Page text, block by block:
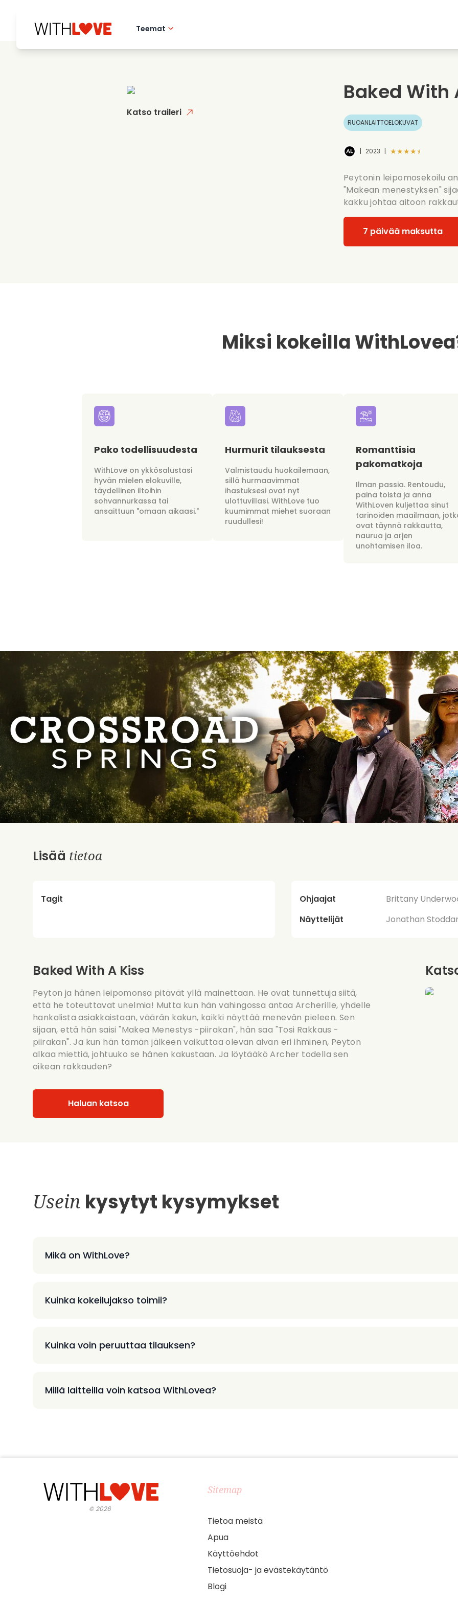
Teemat
Treffielokuvat
Katso traileri
Baked With
RUOANLAITTOELOKUVAT
| 2023 | ★★★★★
Peytonin leipomosekoilu
"Makean menestyksen"
kakku johtaa aitoon
7 päivää maksutta
Miksi kokeilla
Pako todellisuudesta
WithLove on ykkösalustasi
hyvän mielen elokuville,
täydellinen iltoihin
sohvannurkassa tai
ansaittuun "omaan aikaasi."
Hurmurit tilauksesta
Valmistaudu huokailemaan,
sillä hurmaavimmat
ihastuksesi ovat nyt
ulottuvillasi. WithLove tuo
kuumimmat miehet suoraan
ruudullesi!
Romanttisia
pakomatkoja
Ilman passia. Rentoudu,
paina toista ja anna
WithLoven kuljettaa sinut
tarinoiden maailmaan,
ovat täynnä rakkautta,
naurua ja arjen
unohtamisen iloa.
Lisää tietoa
Tagit Ohjaajat
Brittany
Näyttelijät
Jonathan
Baked With A Kiss
Peyton ja hänen leipomonsa pitävät yllä mainettaan. He ovat tunnettuja siitä,
että he toteuttavat unelmia! Mutta kun hän vahingossa antaa Archerille, yhdelle
hankalista asiakkaistaan, väärän kakun, kaikki näyttää menevän pieleen. Sen
sijaan, että hän saisi "Makea Menestys -piirakan", hän saa "Tosi Rakkaus -
piirakan". Ja kun hän tämän jälkeen vaikuttaa olevan aivan eri ihminen, Peyton
alkaa miettiä, johtuuko se hänen kakustaan. Ja löytääkö Archer todella sen
oikean rakkauden?
Haluan katsoa
Usein kysytyt kysymykset
Mikä on WithLove?
Kuinka kokeilujakso toimii?
Kuinka voin peruuttaa tilauksen?
Millä laitteilla voin katsoa WithLovea?
©2026
Sitemap
Tietoa meistä
Apua
Käyttöehdot
Tietosuoja- ja evästekäytäntö
Blogi